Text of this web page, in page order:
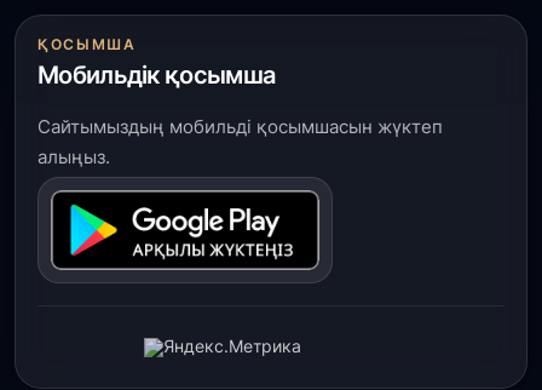
ҚОСЫМША
Мобильдік қосымша
Сайтымыздың мобильді қосымшасын жүктеп
алыңыз.